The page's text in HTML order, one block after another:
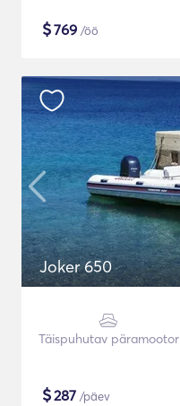
$769 /öö
Joker 650
Täispuhutav päramootor
$287 /päev